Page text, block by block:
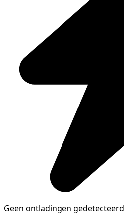
Geen ontladingen gedetecteerd